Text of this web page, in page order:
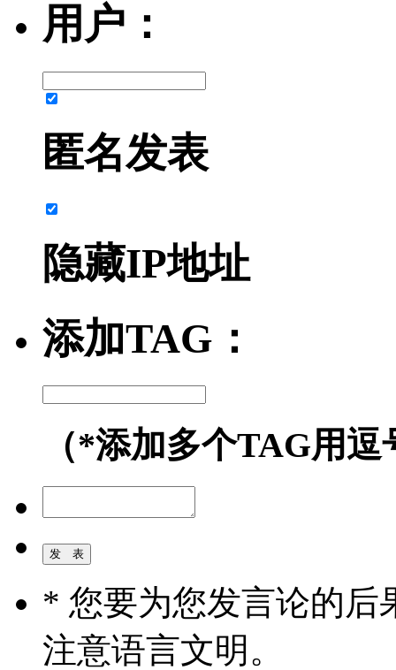
用户：
匿名发表
隐藏IP地址
添加TAG：
（*添加多个TAG用
* 您要为您发言论的后
注意语言文明。